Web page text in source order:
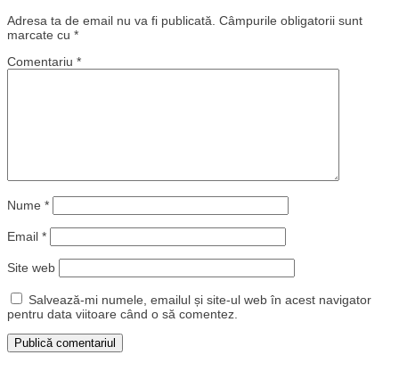
Adresa ta de email nu va fi publicată. Câmpurile obligatorii sunt
marcate cu *
Comentariu *
Nume *
Email *
Site web
Salvează-mi numele, emailul și site-ul web în acest navigator
pentru data viitoare când o să comentez.